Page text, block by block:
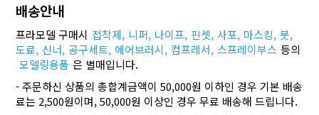
배송안내
프라모델 구매시 접착제, 니퍼, 나이프, 핀셋, 사포, 마스킹, 붓,
도료, 신너, 공구세트, 에어브러시, 컴프레서, 스프레이부스 등의
모델링용품 은 별매입니다.
- 주문하신 상품의 총합계금액이 50,000원 이하인 경우 기본 배송
료는 2,500원이며, 50,000원 이상인 경우 무료 배송해 드립니다.